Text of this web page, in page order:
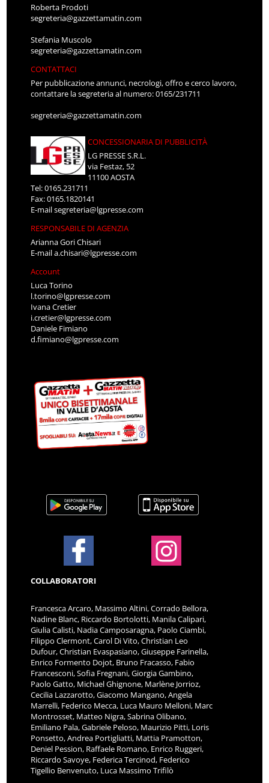
Roberta Prodoti
segreteria@gazzettamatin.com
Stefania Muscolo
segreteria@gazzettamatin.com
CONTATTACI
Per pubblicazione annunci, necrologi, offro e cerco lavoro,
contattare la segreteria al numero: 0165/231711
segreteria@gazzettamatin.com
CONCESSIONARIA DI PUBBLICITÀ
LG PRESSE S.R.L.
via Festaz, 52
11100 AOSTA
Tel: 0165.231711
Fax: 0165.1820141
E-mailsegreteria@lgpresse.com
RESPONSABILE DI AGENZIA
Arianna Gori Chisari
E-maila.chisari@lgpresse.com
Account
Luca Torino
l.torino@lgpresse.com
Ivana Cretier
i.cretier@lgpresse.com
Daniele Fimiano
d.fimiano@lgpresse.com
COLLABORATORI
Francesca Arcaro, Massimo Altini, Corrado Bellora,
Nadine Blanc, Riccardo Bortolotti, Manila Calipari,
Giulia Calisti, Nadia Camposaragna, Paolo Ciambi,
Filippo Clermont, Carol Di Vito, Christian Leo
Dufour, Christian Evaspasiano, Giuseppe Farinella,
Enrico Formento Dojot, Bruno Fracasso, Fabio
Francesconi, Sofia Fregnani, Giorgia Gambino,
Paolo Gatto, Michael Ghignone, Marlène Jorrioz,
Cecilia Lazzarotto, Giacomo Mangano, Angela
Marrelli, Federico Mecca, Luca Mauro Melloni, Marc
Montrosset, Matteo Nigra, Sabrina Olibano,
Emiliano Pala, Gabriele Peloso, Maurizio Pitti, Loris
Ponsetto, Andrea Portigliatti, Mattia Pramotton,
Deniel Pession, Raffaele Romano, Enrico Ruggeri,
Riccardo Savoye, Federica Tercinod, Federico
Tigellio Benvenuto, Luca Massimo Trifilò